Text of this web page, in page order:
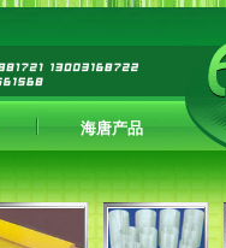
海唐产品